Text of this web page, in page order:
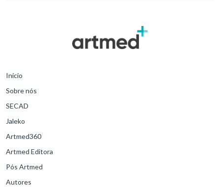
Início
Sobre nós
SECAD
Jaleko
Artmed360
Artmed Editora
Pós Artmed
Autores